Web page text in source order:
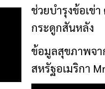
ช่วยบำรุงข้อเข่
กระดูกสันหลัง
ข้อมูลสุขภาพจ
สหรัฐอเมริกา